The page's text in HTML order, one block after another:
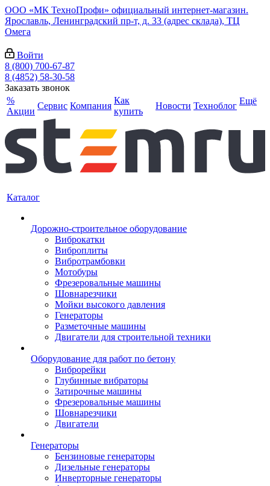
ООО «МК ТехноПрофи» официальный интернет-магазин.
Ярославль, Ленинградский пр-т, д. 33 (адрес склада), ТЦ
Омега
Войти
8 (800) 700-67-87
8 (4852) 58-30-58
Заказать звонок
%
Акции
Сервис Компания
Как
купить
Новости Техноблог Ещё
Каталог
Дорожно-строительное оборудование
Виброкатки
Виброплиты
Вибротрамбовки
Мотобуры
Фрезеровальные машины
Шовнарезчики
Мойки высокого давления
Генераторы
Разметочные машины
Двигатели для строительной техники
Оборудование для работ по бетону
Виброрейки
Глубинные вибраторы
Затирочные машины
Фрезеровальные машины
Шовнарезчики
Двигатели
Генераторы
Бензиновые генераторы
Дизельные генераторы
Инверторные генераторы